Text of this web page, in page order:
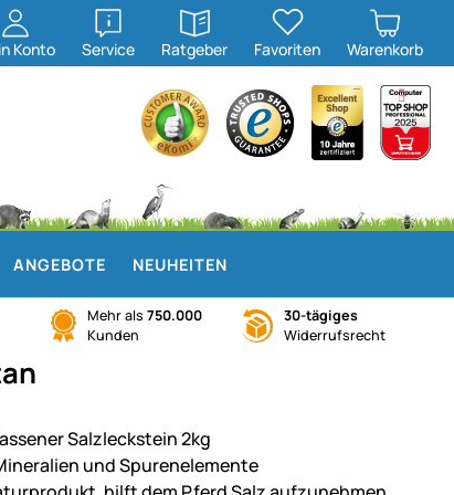
Konto Service
öffnen
Ratgeber
öffnen
Favoriten Warenkorb
ANGEBOTE NEUHEITEN
Mehr als 750.000
Kunden
30-tägiges
Widerrufsrecht
Salzleckstein 2kg
und Spurenelemente